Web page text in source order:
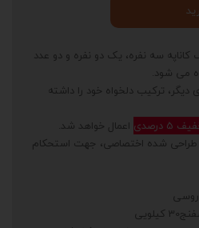
سه نفره، یک دو نفره و دو عدد
می شود.
دیگر، ترکیب دلخواه خود را داشته
5 درصدی
اعمال خواهد شد.
طراحی شده اختصاصی، جهت استحکام